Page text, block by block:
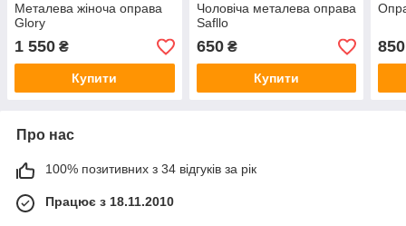
Металева жіноча оправа
Glory
1 550 ₴
Купити
Чоловіча металева оправа
Safllo
650₴
Купити
850
Про нас
100% позитивних з 34 відгуків за рік
Працює з 18.11.2010